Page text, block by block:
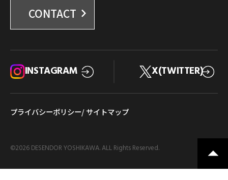
CONTACT
INSTAGRAM X(TWITTER)
プライバシーポリシー/ サイトマップ
©2026 DESENDOR YOSHIKAWA. ALL Rights Reserved.